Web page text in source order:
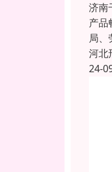
济南
产品
局
河北
24-